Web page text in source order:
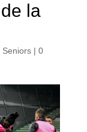
la
Seniors| 0